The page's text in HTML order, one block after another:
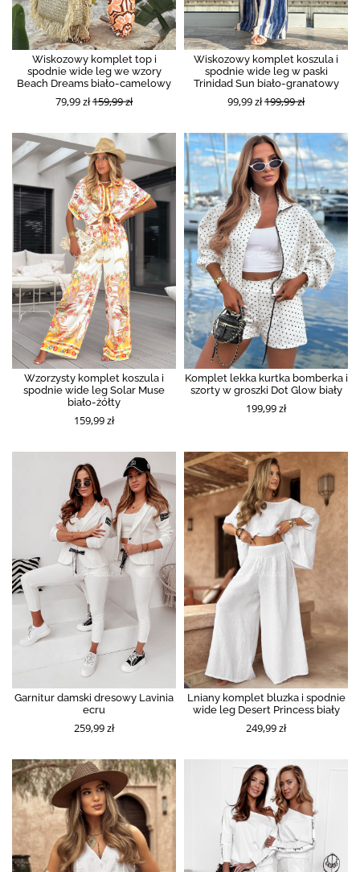
Wiskozowy komplet top i
spodnie wide leg we wzory
Beach Dreams biało-camelowy
79,99 zł159,99 zł
Wiskozowy komplet koszula i
spodnie wide leg w paski
Trinidad Sun biało-granatowy
99,99 zł199,99 zł
Wzorzysty komplet koszula i
spodnie wide leg Solar Muse
biało-żółty
159,99 zł
Komplet lekka kurtka bomberka i
szorty w groszki Dot Glow biały
199,99 zł
Garnitur damski dresowy Lavinia
ecru
259,99 zł
Lniany komplet bluzka i spodnie
wide leg Desert Princess biały
249,99 zł